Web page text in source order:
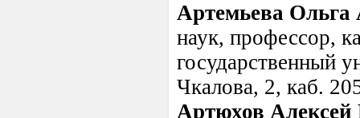
Артемьева Ольга
наук, профессор,
государственный
Чкалова, 2, каб.
Артюхов